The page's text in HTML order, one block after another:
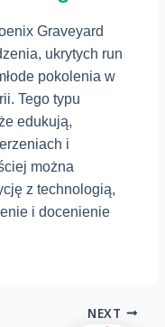
Graveyard
ukrytych run
pokolenia w
Tego typu
edukują,
i
można
z technologią,
i docenienie
NEXT